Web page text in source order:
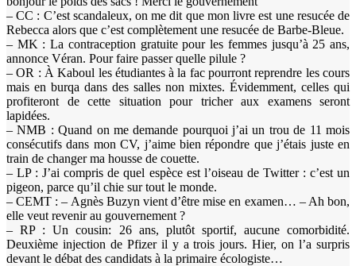
– CC : C’est scandaleux, on me dit que mon livre est une resucée de
Rebecca alors que c’est complètement une resucée de Barbe-Bleue.
– MK : La contraception gratuite pour les femmes jusqu’à 25 ans,
annonce Véran. Pour faire passer quelle pilule ?
– OR : À Kaboul les étudiantes à la fac pourront reprendre les cours
mais en burqa dans des salles non mixtes. Évidemment, celles qui
profiteront de cette situation pour tricher aux examens seront
lapidées.
– NMB : Quand on me demande pourquoi j’ai un trou de 11 mois
consécutifs dans mon CV, j’aime bien répondre que j’étais juste en
train de changer ma housse de couette.
– LP : J’ai compris de quel espèce est l’oiseau de Twitter : c’est un
pigeon, parce qu’il chie sur tout le monde.
– CEMT : – Agnès Buzyn vient d’être mise en examen… – Ah bon,
elle veut revenir au gouvernement ?
– RP : Un cousin: 26 ans, plutôt sportif, aucune comorbidité.
Deuxième injection de Pfizer il y a trois jours. Hier, on l’a surpris
devant le débat des candidats à la primaire écologiste…